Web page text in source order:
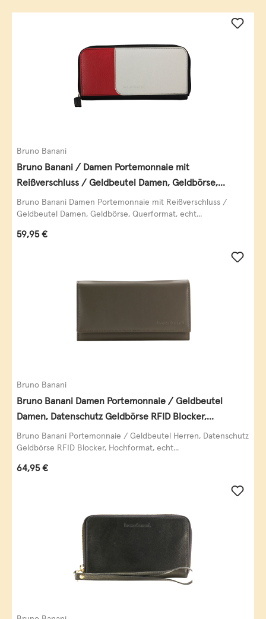
Bruno Banani
Bruno Banani / Damen Portemonnaie mit
Reißverschluss / Geldbeutel Damen, Geldbörse,
Querformat, echt Leder, black/white/red
Bruno Banani Damen Portemonnaie mit Reißverschluss /
Geldbeutel Damen, Geldbörse, Querformat, echt...
Regulärer Preis:
59,95 €
Bruno Banani
Bruno Banani Damen Portemonnaie / Geldbeutel
Damen, Datenschutz Geldbörse RFID Blocker,
Querformat, echt Leder, taupe
Bruno Banani Portemonnaie / Geldbeutel Herren, Datenschutz
Geldbörse RFID Blocker, Hochformat, echt...
Regulärer Preis:
64,95 €